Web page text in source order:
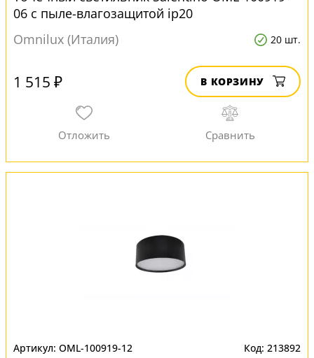
06 с пыле-влагозащитой ip20
Omnilux (Италия)
20 шт.
1 515 ₽ В КОРЗИНУ
OML-100919-12 213892